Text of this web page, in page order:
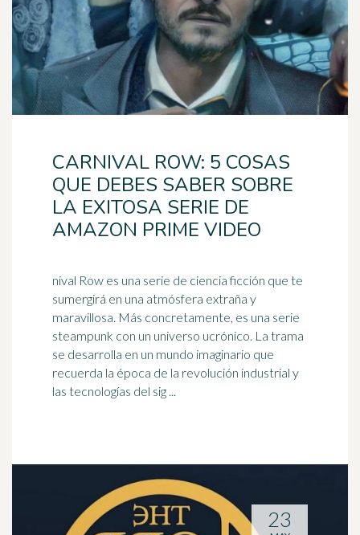
CARNIVAL ROW: 5 COSAS
QUE DEBES SABER SOBRE
LA EXITOSA SERIE DE
AMAZON PRIME VIDEO
nival Row es una serie de ciencia ficción que te
sumergirá en una atmósfera extraña y
maravillosa. Más concretamente, es una serie
steampunk con un universo ucrónico. La trama
se desarrolla en un mundo imaginario que
recuerda la época de la revolución industrial y
las tecnologías del sig ...
23